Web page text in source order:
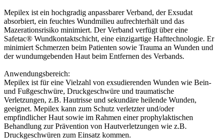
Mepilex ist ein hochgradig anpassbarer Verband, der Exsudat
absorbiert, ein feuchtes Wundmilieu aufrechterhält und das
Mazerationsrisiko minimiert. Der Verband verfügt über eine
Safetac® Wundkontaktschicht, eine einzigartige Hafttechnologie. Er
minimiert Schmerzen beim Patienten sowie Trauma an Wunden und
der wundumgebenden Haut beim Entfernen des Verbands.
Anwendungsbereich:
Mepilex ist für eine Vielzahl von exsudierenden Wunden wie Bein-
und Fußgeschwüre, Druckgeschwüre und traumatische
Verletzungen, z.B. Hautrisse und sekundäre heilende Wunden,
geeignet. Mepilex kann zum Schutz verletzter und/oder
empfindlicher Haut sowie im Rahmen einer prophylaktischen
Behandlung zur Prävention von Hautverletzungen wie z.B.
Druckgeschwüren zum Einsatz kommen.